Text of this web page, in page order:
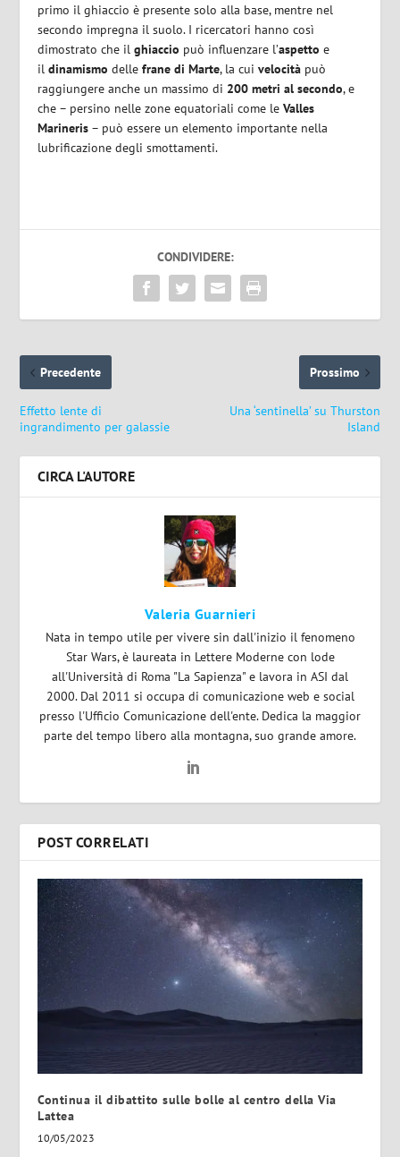
primo il ghiaccio è presente solo alla base, mentre nel
secondo impregna il suolo. I ricercatori hanno così
dimostrato che ilghiaccio può influenzare l’aspetto e
ildinamismo dellefrane di Marte, la cuivelocità può
raggiungere anche un massimo di 200 metri al secondo, e
che – persino nelle zone equatoriali come leValles
Marineris – può essere un elemento importante nella
lubrificazione degli smottamenti.
CONDIVIDERE:
Precedente
Effetto lente di
ingrandimento per galassie
Prossimo
Una ‘sentinella’ su Thurston
Island
CIRCA L'AUTORE
Valeria Guarnieri
Nata in tempo utile per vivere sin dall'inizio il fenomeno
Star Wars, è laureata in Lettere Moderne con lode
all'Università di Roma "La Sapienza" e lavora in ASI dal
2000. Dal 2011 si occupa di comunicazione web e social
presso l'Ufficio Comunicazione dell'ente. Dedica la maggior
parte del tempo libero alla montagna, suo grande amore.
POST CORRELATI
Continua il dibattito sulle bolle al centro della Via
Lattea
10/05/2023